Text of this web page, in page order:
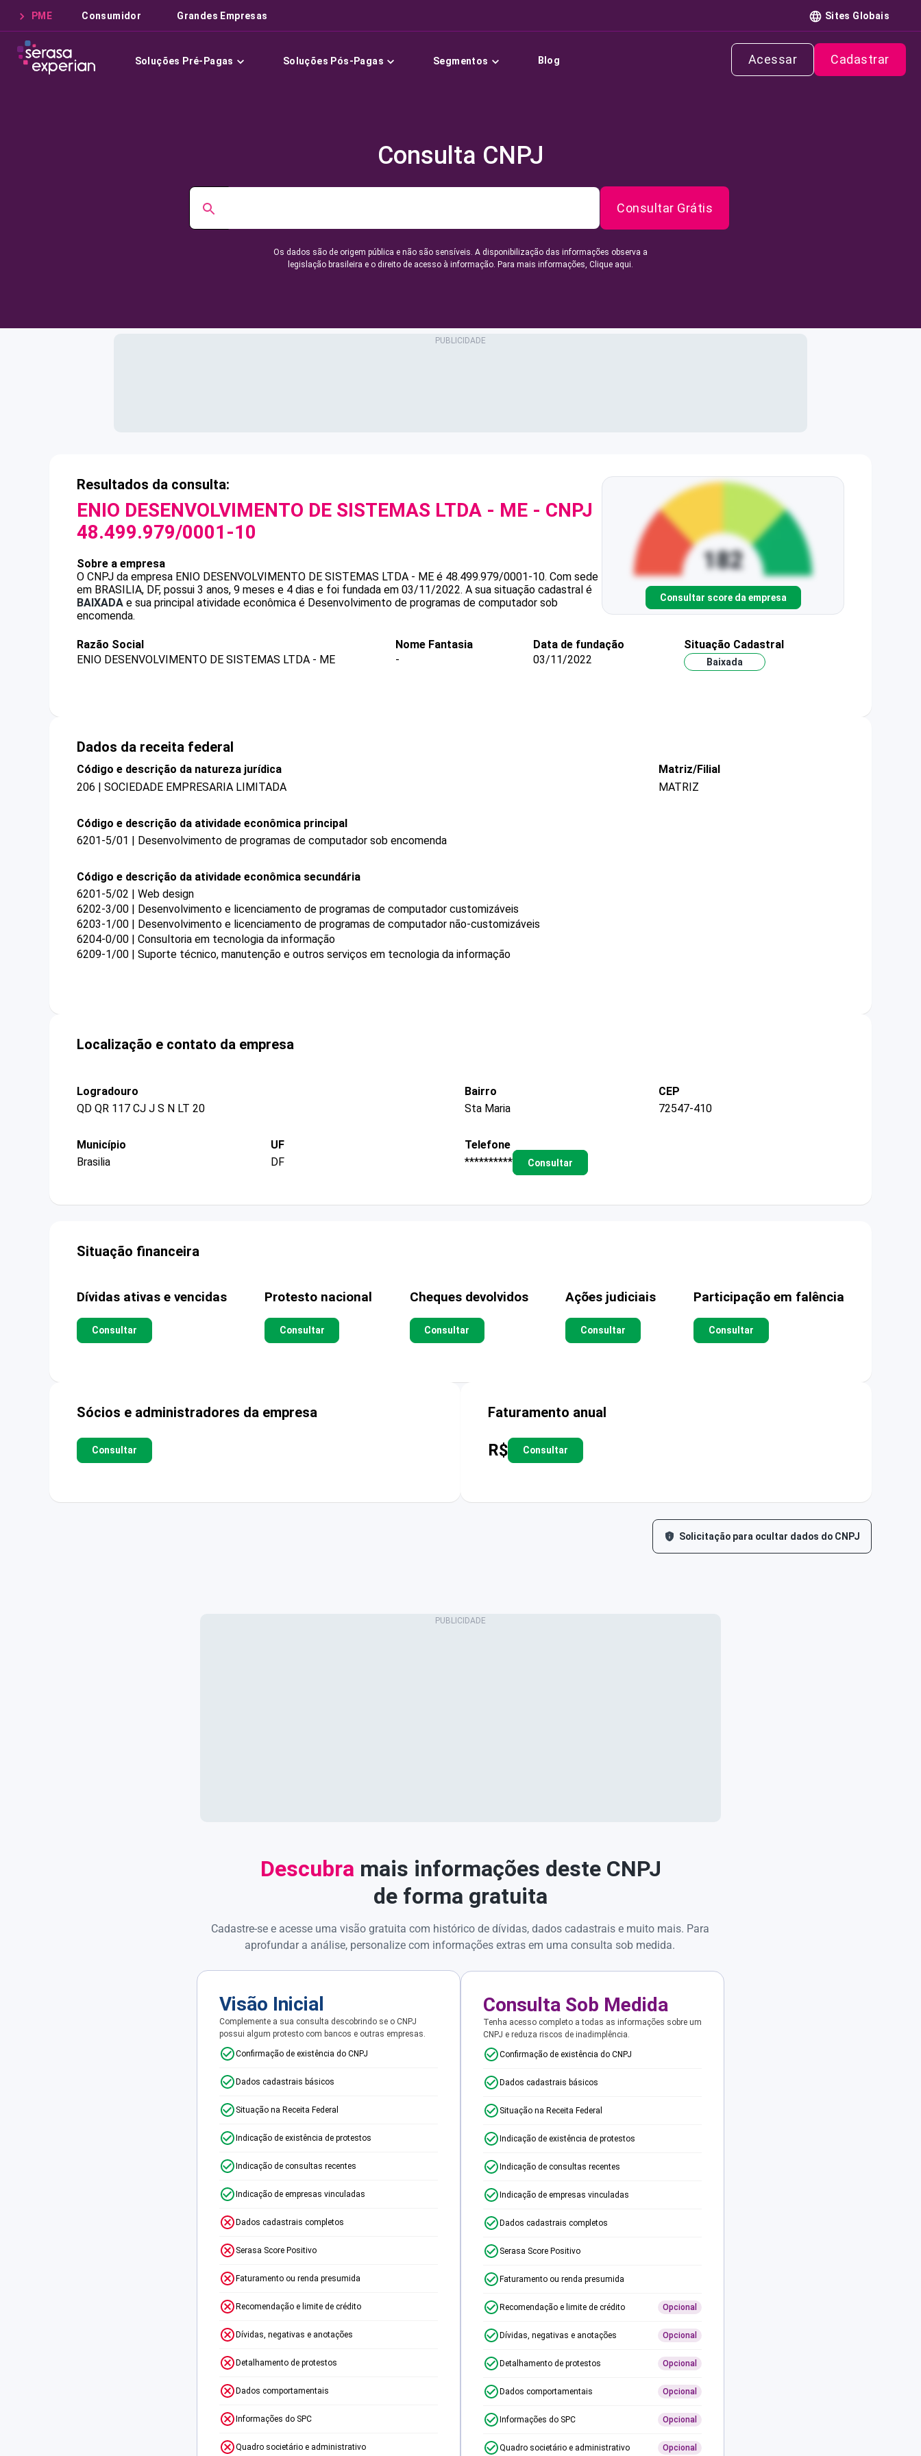
PME Consumidor Grandes Empresas Sites Globais
Soluções Pré-Pagas Soluções Pós-Pagas Segmentos Blog Acessar Cadastrar
Consulta CNPJ
Consultar Grátis
Os dados são de origem pública e não são sensíveis. A disponibilização das informações observa a
legislação brasileira e o direito de acesso à informação. Para mais informações, Clique aqui.
Resultados da consulta:
ENIO DESENVOLVIMENTO DE SISTEMAS LTDA - ME - CNPJ
48.499.979/0001-10
Sobre a empresa
O CNPJ da empresa ENIO DESENVOLVIMENTO DE SISTEMAS LTDA - ME é 48.499.979/0001-10. Com sede
em BRASILIA, DF, possui 3 anos, 9 meses e 4 dias e foi fundada em 03/11/2022. A sua situação cadastral é
BAIXADA e sua principal atividade econômica é Desenvolvimento de programas de computador sob
encomenda.
Consultar score da empresa
Razão Social
ENIO DESENVOLVIMENTO DE SISTEMAS LTDA - ME
Nome Fantasia
-
Data de fundação
03/11/2022
Situação Cadastral
Baixada
Dados da receita federal
Código e descrição da natureza jurídica
206 | SOCIEDADE EMPRESARIA LIMITADA
Matriz/Filial
MATRIZ
Código e descrição da atividade econômica principal
6201-5/01 | Desenvolvimento de programas de computador sob encomenda
Código e descrição da atividade econômica secundária
6201-5/02 | Web design
6202-3/00 | Desenvolvimento e licenciamento de programas de computador customizáveis
6203-1/00 | Desenvolvimento e licenciamento de programas de computador não-customizáveis
6204-0/00 | Consultoria em tecnologia da informação
6209-1/00 | Suporte técnico, manutenção e outros serviços em tecnologia da informação
Localização e contato da empresa
Logradouro
QD QR 117 CJ J S N LT 20
Bairro
Sta Maria
CEP
72547-410
Município
Brasilia
UF
DF
Telefone
**********
Consultar
Situação financeira
Dívidas ativas e vencidas
Consultar
Protesto nacional
Consultar
Cheques devolvidos
Consultar
Ações judiciais
Consultar
Participação em falência
Consultar
Sócios e administradores da empresa
Consultar
Faturamento anual
R$ Consultar
Solicitação para ocultar dados do CNPJ
Descubra mais informações deste CNPJ
de forma gratuita
Cadastre-se e acesse uma visão gratuita com histórico de dívidas, dados cadastrais e muito mais. Para
aprofundar a análise, personalize com informações extras em uma consulta sob medida.
Visão Inicial
Complemente a sua consulta descobrindo se o CNPJ
possui algum protesto com bancos e outras empresas.
Confirmação de existência do CNPJ
Dados cadastrais básicos
Situação na Receita Federal
Indicação de existência de protestos
Indicação de consultas recentes
Indicação de empresas vinculadas
Dados cadastrais completos
Serasa Score Positivo
Faturamento ou renda presumida
Recomendação e limite de crédito
Dívidas, negativas e anotações
Detalhamento de protestos
Dados comportamentais
Informações do SPC
Quadro societário e administrativo
Consulta Sob Medida
Tenha acesso completo a todas as informações sobre um
CNPJ e reduza riscos de inadimplência.
Confirmação de existência do CNPJ
Dados cadastrais básicos
Situação na Receita Federal
Indicação de existência de protestos
Indicação de consultas recentes
Indicação de empresas vinculadas
Dados cadastrais completos
Serasa Score Positivo
Faturamento ou renda presumida
Recomendação e limite de crédito Opcional
Dívidas, negativas e anotações Opcional
Detalhamento de protestos Opcional
Dados comportamentais Opcional
Informações do SPC Opcional
Quadro societário e administrativo Opcional